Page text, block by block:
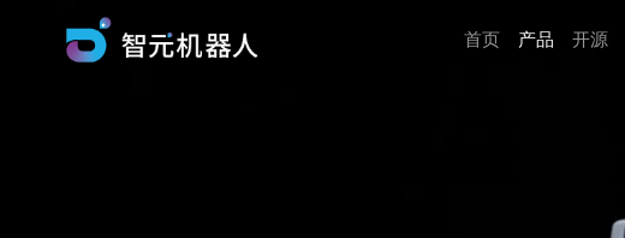
首页 产品 开源